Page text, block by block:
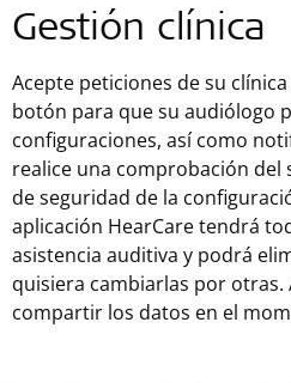
Gestión clínica
Acepte peticiones de su
botón para que su audiólogo
configuraciones, así como
realice una comprobación del
de seguridad de la
aplicación HearCare tendrá
asistencia auditiva y podrá
quisiera cambiarlas por otras.
compartir los datos en el